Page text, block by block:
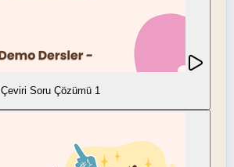
Çeviri Soru Çözümü 1